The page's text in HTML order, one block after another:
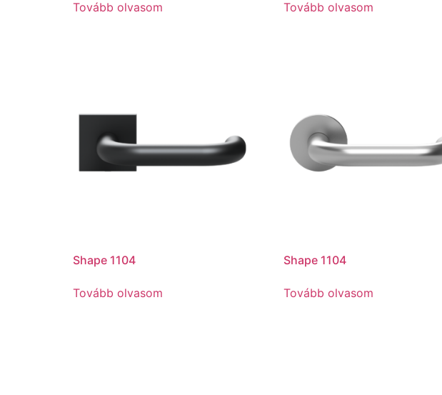
Tovább olvasom Tovább olvasom
Shape 1104
Tovább olvasom
Shape 1104
Tovább olvasom